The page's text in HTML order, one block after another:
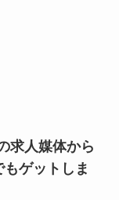
求人媒体から
ゲットしま